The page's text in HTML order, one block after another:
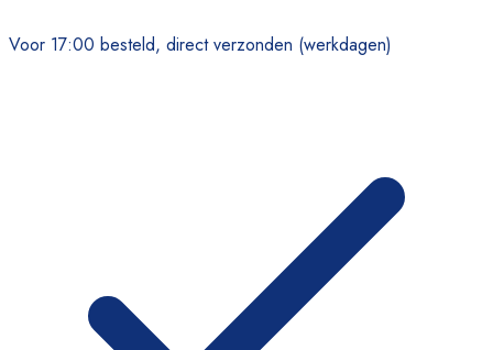
Voor 17:00 besteld, direct verzonden (werkdagen)